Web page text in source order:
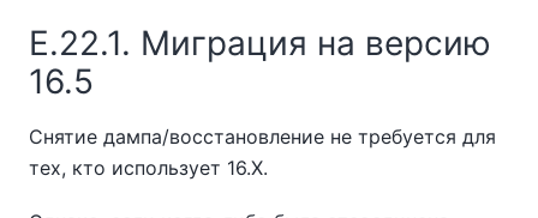
E.22.1. Миграция на версию
16.5
Снятие дампа/восстановление не требуется для
тех, кто использует 16.X.